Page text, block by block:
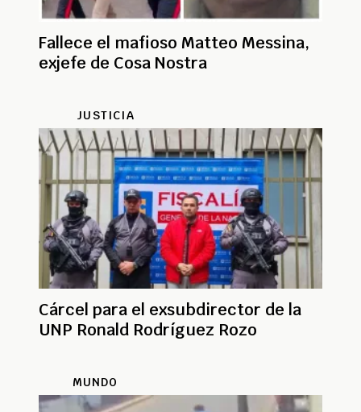
Fallece el mafioso Matteo Messina,
exjefe de Cosa Nostra
JUSTICIA
Cárcel para el exsubdirector de la
UNP Ronald Rodríguez Rozo
MUNDO